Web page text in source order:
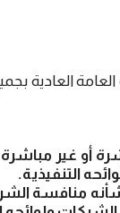
العامة العادية
غير مباشرة
التنفيذية.
منافسة